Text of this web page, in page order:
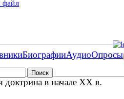
файл
БиографииАудиоОпросы
доктрина в начале XX в.